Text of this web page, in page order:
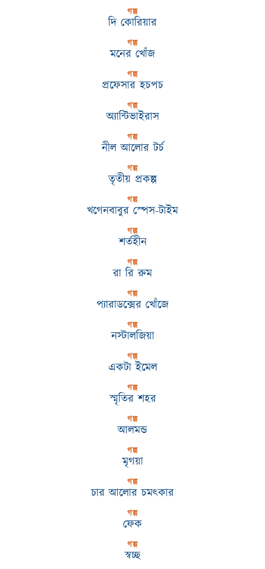
গল্প
দি কোরিয়ার
গল্প
মনের খোঁজ
গল্প
প্রফেসার হচপচ
গল্প
অ্যান্টিভাইরাস
গল্প
নীল আলোর টর্চ
গল্প
তৃতীয় প্রকল্প
গল্প
খগেনবাবুর স্পেস-টাইম
গল্প
শর্তহীন
গল্প
রা রি রুম
গল্প
প্যারাডক্সের খোঁজে
গল্প
নস্টালজিয়া
গল্প
একটা ইমেল
গল্প
স্মৃতির শহর
গল্প
আলমন্ড
গল্প
মৃগয়া
গল্প
চার আলোর চমৎকার
গল্প
ফেক
গল্প
স্বচ্ছ